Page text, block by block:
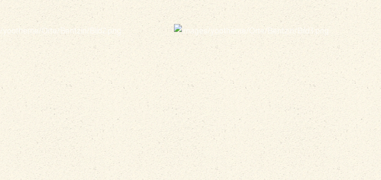
vergrößern vergrößern